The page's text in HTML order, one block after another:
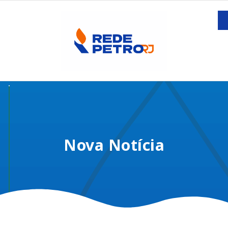
Nova Notícia